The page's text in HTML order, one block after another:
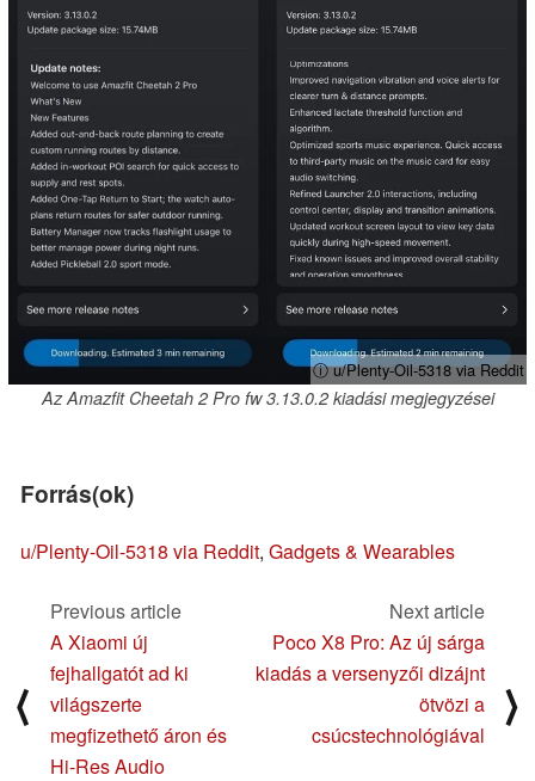
ⓘ u/Plenty-Oil-5318 via Reddit
Az Amazfit Cheetah 2 Pro fw 3.13.0.2 kiadási megjegyzései
Forrás(ok)
u/Plenty-Oil-5318 via Reddit, Gadgets & Wearables
⟨
Previous article
A Xiaomi új
fejhallgatót ad ki
világszerte
megfizethető áron és
Hi-Res Audio
Next article
Poco X8 Pro: Az új sárga
kiadás a versenyzői dizájnt
ötvözi a
csúcstechnológiával
⟩